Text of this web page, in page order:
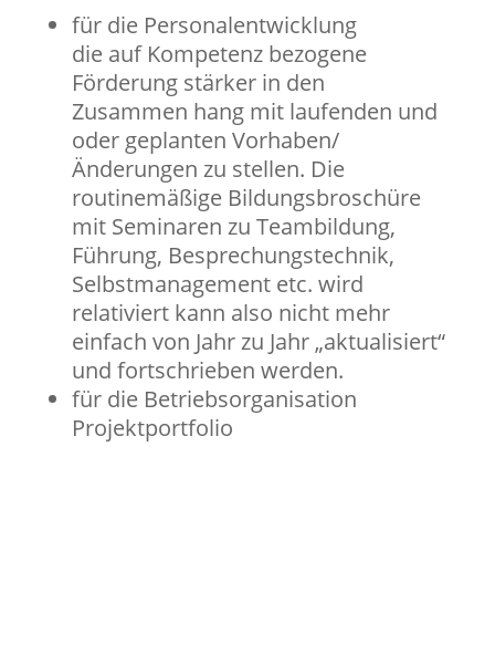
für die Personalentwicklung
die auf Kompetenz bezogene
Förderung stärker in den
Zusammen hang mit laufenden und
oder geplanten Vorhaben/
Änderungen zu stellen. Die
routinemäßige Bildungsbroschüre
mit Seminaren zu Teambildung,
Führung, Besprechungstechnik,
Selbstmanagement etc. wird
relativiert kann also nicht mehr
einfach von Jahr zu Jahr „aktualisiert“
und fortschrieben werden.
für die Betriebsorganisation
Projektportfolio